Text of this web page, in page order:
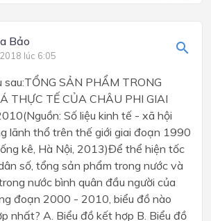
Bảo
lúc 6:05
sau:TỔNG SẢN PHẨM TRONG
THỰC TẾ CỦA CHÂU PHI GIAI
Số liệu kinh tế - xã hội
lãnh thổ trên thế giới giai đoạn 1990
kê, Hà Nội, 2013)Để thể hiện tốc
số, tổng sản phẩm trong nước và
nước bình quân đầu người của
đoạn 2000 - 2010, biểu đồ nào
nhất? A. Biểu đồ kết hợp B. Biểu đồ